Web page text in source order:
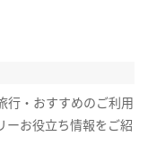
行・おすすめのご利用
ーお役立ち情報をご紹